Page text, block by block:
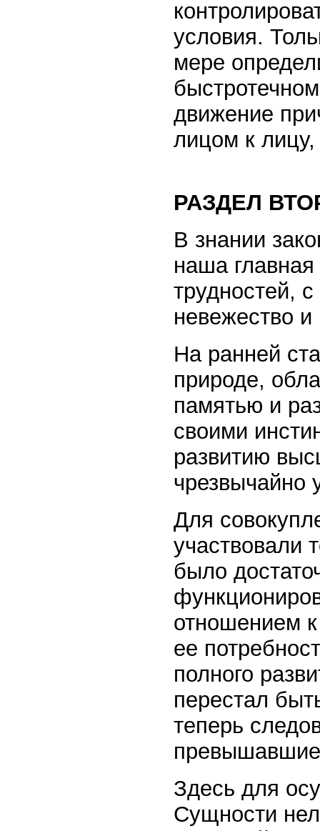
условия.
мере
движение
лицом к лицу,
РАЗДЕЛ
В знании
наша
трудностей,
невежество
На ранней
природе,
памятью и
своими
развитию
чрезвычайно
Для
участвовали
было
отношением
ее
полного
перестал
теперь
Здесь для
Сущности